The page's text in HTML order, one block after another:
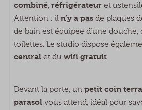
Faciliteiten op
Duinhoeve
Fietsverhuur
Buitenspeeltuin
Buitenzwembad
Animatie
combiné, réfrigérateur et
Attention : il n’y a pas de plaques
de bain est équipée d’une douche,
toilettes. Le studio dispose
central et du wifi gratuit.
Devant la porte, un petit coin
parasol vous attend, idéal pour